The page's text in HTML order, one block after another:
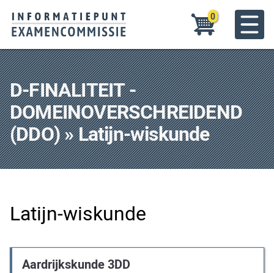
naar
de
inhoud
gaan
0
Toggle
menu
D-FINALITEIT -
DOMEINOVERSCHREIDEND
(DDO) » Latijn-wiskunde
Latijn-wiskunde
Aardrijkskunde 3DD